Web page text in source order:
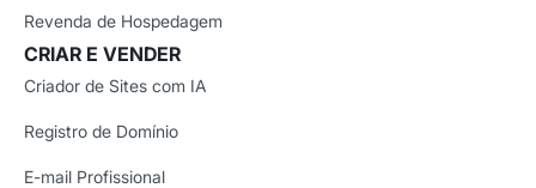
Revenda de Hospedagem
CRIAR E VENDER
Criador de Sites com IA
Registro de Domínio
E-mail Profissional